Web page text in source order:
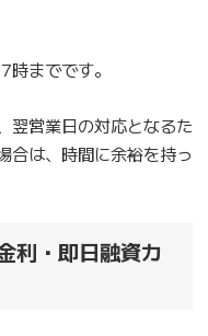
までです。
翌営業日の対応となるた
合は、時間に余裕を持っ
利・即日融資カ